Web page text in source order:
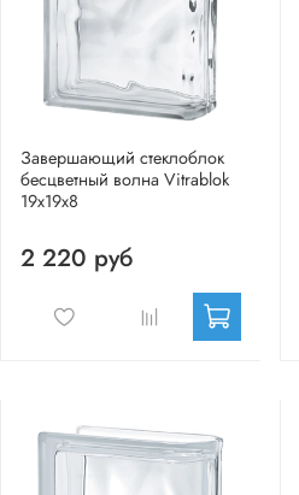
Завершающий стеклоблок
бесцветный волна Vitrablok
19x19x8
2 220 руб